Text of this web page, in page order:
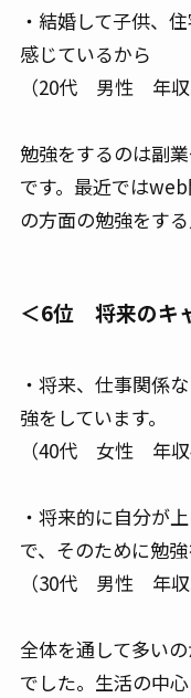
・結婚して子供、
感じているから
（20代 男性 年収
勉強をするのは副
です。最近では
の方面の勉強をする
＜6位 将来のキ
・将来、仕事関係
強をしています。
（40代 女性 年収
・将来的に自分が
で、そのために勉
（30代 男性 年収
全体を通して多い
でした。生活の中